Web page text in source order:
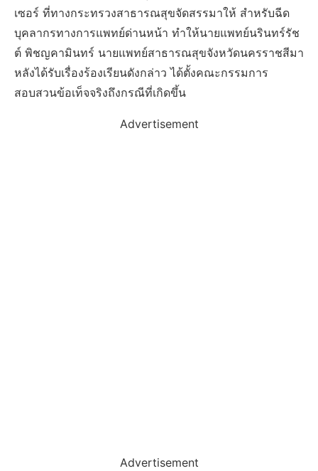
เซอร์ ที่ทางกระทรวงสาธารณสุขจัดสรรมาให้ สำหรับฉีด
บุคลากรทางการแพทย์ด่านหน้า ทำให้นายแพทย์นรินทร์รัช
ต์ พิชญคามินทร์ นายแพทย์สาธารณสุขจังหวัดนครราชสีมา
หลังได้รับเรื่องร้องเรียนดังกล่าว ได้ตั้งคณะกรรมการ
สอบสวนข้อเท็จจริงถึงกรณีที่เกิดขึ้น
Advertisement
Advertisement